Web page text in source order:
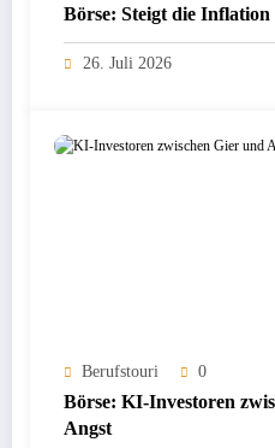
Börse: Steigt die Inflation
26. Juli 2026
Berufstouri 0
Börse: KI-Investoren
Angst